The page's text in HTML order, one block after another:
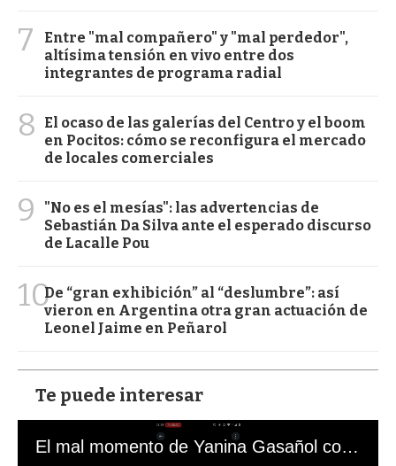
7
Entre "mal compañero" y "mal perdedor",
altísima tensión en vivo entre dos
integrantes de programa radial
8
El ocaso de las galerías del Centro y el boom
en Pocitos: cómo se reconfigura el mercado
de locales comerciales
9
"No es el mesías": las advertencias de
Sebastián Da Silva ante el esperado discurso
de Lacalle Pou
10De “gran exhibición” al “deslumbre”: así
vieron en Argentina otra gran actuación de
Leonel Jaime en Peñarol
Te puede interesar
El mal momento de Yanina Gasañol con un hincha argentino en "Subrayado"